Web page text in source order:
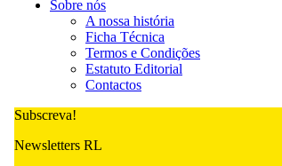
Sobre nós
A nossa história
Ficha Técnica
Termos e Condições
Estatuto Editorial
Contactos
Subscreva!
Newsletters RL